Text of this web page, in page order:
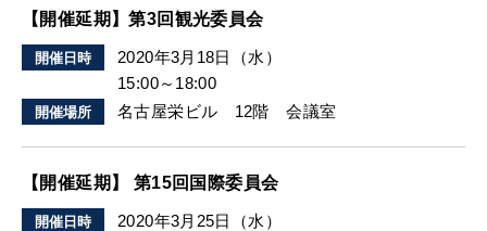
【開催延期】第3回観光委員会
開催日時
2020年3月18日（水）
15:00～18:00
開催場所 名古屋栄ビル 12階 会議室
【開催延期】 第15回国際委員会
開催日時
2020年3月25日（水）